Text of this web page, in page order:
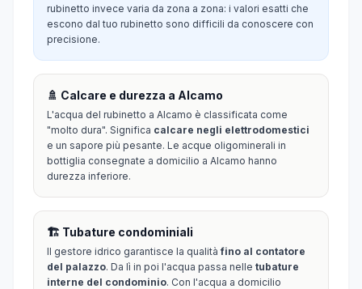
rubinetto invece varia da zona a zona: i valori esatti che
escono dal tuo rubinetto sono difficili da conoscere con
precisione.
🚿 Calcare e durezza a Alcamo
L'acqua del rubinetto a Alcamo è classificata come
"molto dura". Significa calcare negli elettrodomestici
e un sapore più pesante. Le acque oligominerali in
bottiglia consegnate a domicilio a Alcamo hanno
durezza inferiore.
🏗️ Tubature condominiali
Il gestore idrico garantisce la qualitàfino al contatore
del palazzo. Da lì in poi l'acqua passa nelle tubature
interne del condominio. Con l'acqua a domicilio